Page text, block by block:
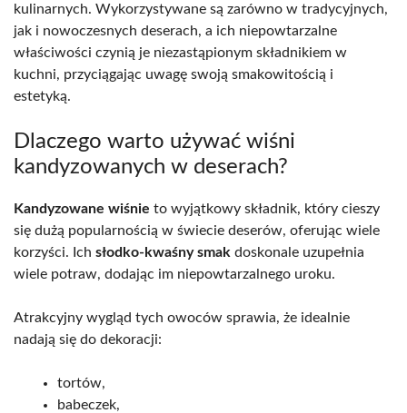
kulinarnych. Wykorzystywane są zarówno w tradycyjnych,
jak i nowoczesnych deserach, a ich niepowtarzalne
właściwości czynią je niezastąpionym składnikiem w
kuchni, przyciągając uwagę swoją smakowitością i
estetyką.
Dlaczego warto używać wiśni
kandyzowanych w deserach?
Kandyzowane wiśnie to wyjątkowy składnik, który cieszy
się dużą popularnością w świecie deserów, oferując wiele
korzyści. Ich słodko-kwaśny smak doskonale uzupełnia
wiele potraw, dodając im niepowtarzalnego uroku.
Atrakcyjny wygląd tych owoców sprawia, że idealnie
nadają się do dekoracji:
tortów,
babeczek,